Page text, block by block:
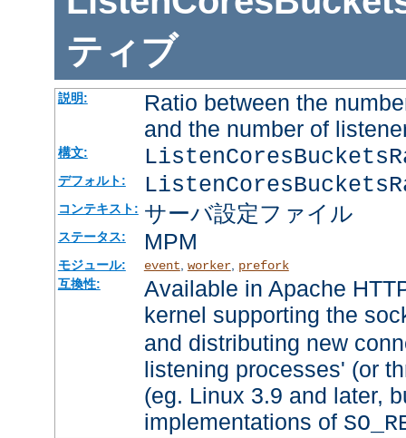
ティブ
説明:
Ratio between the
and the number of
構文:
デフォルト:
コンテキスト: サーバ設定ファイル
ステータス: MPM
モジュール: event worker, prefork
互換性:
Available in Apache
kernel supporting the
and distributing new
listening processes' (or
(eg. Linux 3.9 and later,
implementations of